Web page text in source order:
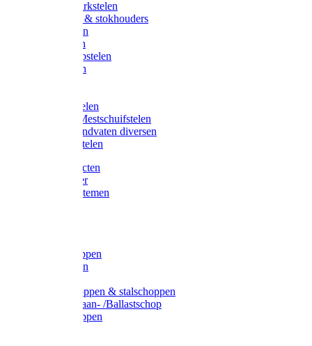
Bezem-/Harkstelen
Handvaten & stokhouders
Hamerstelen
Spadestelen
Graanschopstelen
Schopstelen
Gardena stelen
Sneeuw- /Mestschuifstelen
Stelen / Handvaten diversen
Telescoopstelen
Tuin producten
Fruitplukker
Ophangsystemen
Betonschoppen
Schepbatsen
Ballastschoppen & stalschoppen
Slijtsrip Graan- /Ballastschop
Graanschoppen